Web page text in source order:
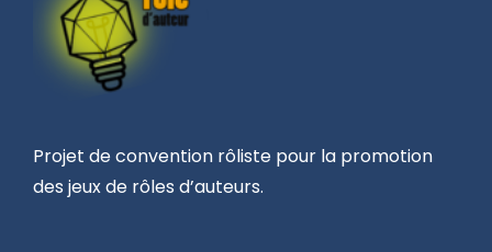
Projet de convention rôliste pour la promotion
des jeux de rôles d’auteurs.